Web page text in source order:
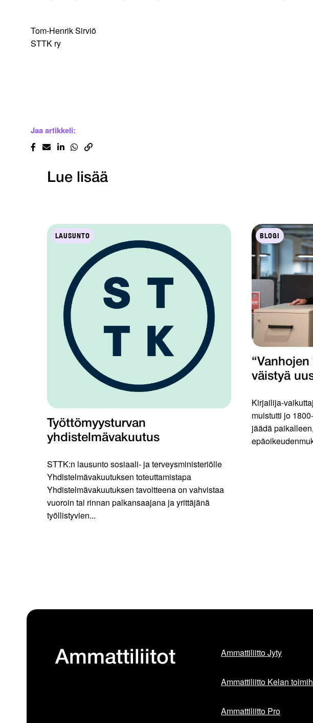
Tom-Henrik Sirviö
STTK ry
Jaa artikkeli:
Lue lisää
LAUSUNTO
Työttömyysturvan
yhdistelmävakuutus
STTK:n lausunto sosiaali- ja terveysministeriölle
Yhdistelmävakuutuksen toteuttamistapa
Yhdistelmävakuutuksen tavoitteena on vahvistaa
vuoroin tai rinnan palkansaajana ja yrittäjänä
työllistyvien...
BLOGI
väistyä
Kirjailija-
muistutti jo
jäädä
Ammattiliitot Ammattiliitto Jyty
Ammattiliitto Kelan
Ammattiliitto Pro